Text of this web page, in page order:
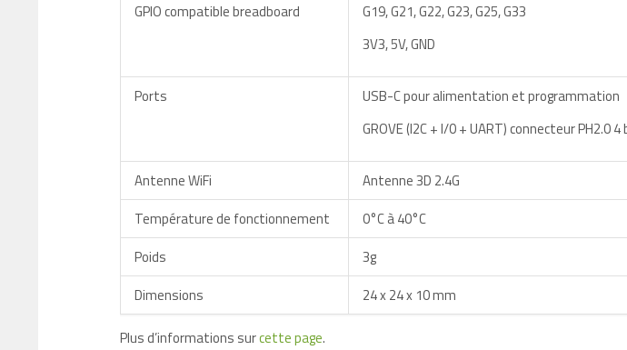
GPIO compatible breadboard
G19, G21, G22, G23, G25, G33
3V3, 5V, GND
Ports
USB-C pour alimentation et programmation
GROVE (I2C + I/0 + UART) connecteur PH2.0 4
Antenne WiFi
Antenne 3D 2.4G
Température de fonctionnement
0°C à 40°C
Poids
3g
Dimensions
24 x 24 x 10 mm
Plus d’informations surcette page.